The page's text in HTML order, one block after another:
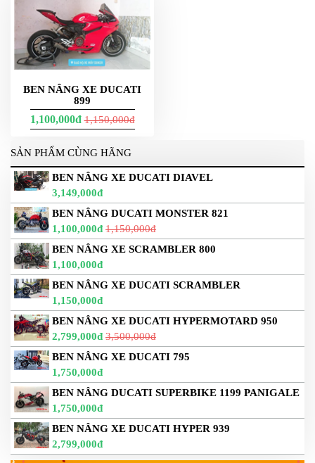
BEN NÂNG XE DUCATI
899
1,100,000đ1,150,000đ
SẢN PHẨM CÙNG HÃNG
BEN NÂNG XE DUCATI DIAVEL
3,149,000đ
BEN NÂNG DUCATI MONSTER 821
1,100,000đ 1,150,000đ
BEN NÂNG XE SCRAMBLER 800
1,100,000đ
BEN NÂNG XE DUCATI SCRAMBLER
1,150,000đ
BEN NÂNG XE DUCATI HYPERMOTARD 950
2,799,000đ 3,500,000đ
BEN NÂNG XE DUCATI 795
1,750,000đ
BEN NÂNG DUCATI SUPERBIKE 1199 PANIGALE
1,750,000đ
BEN NÂNG XE DUCATI HYPER 939
2,799,000đ